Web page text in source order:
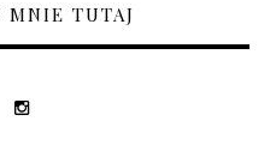
MNIE TUTAJ